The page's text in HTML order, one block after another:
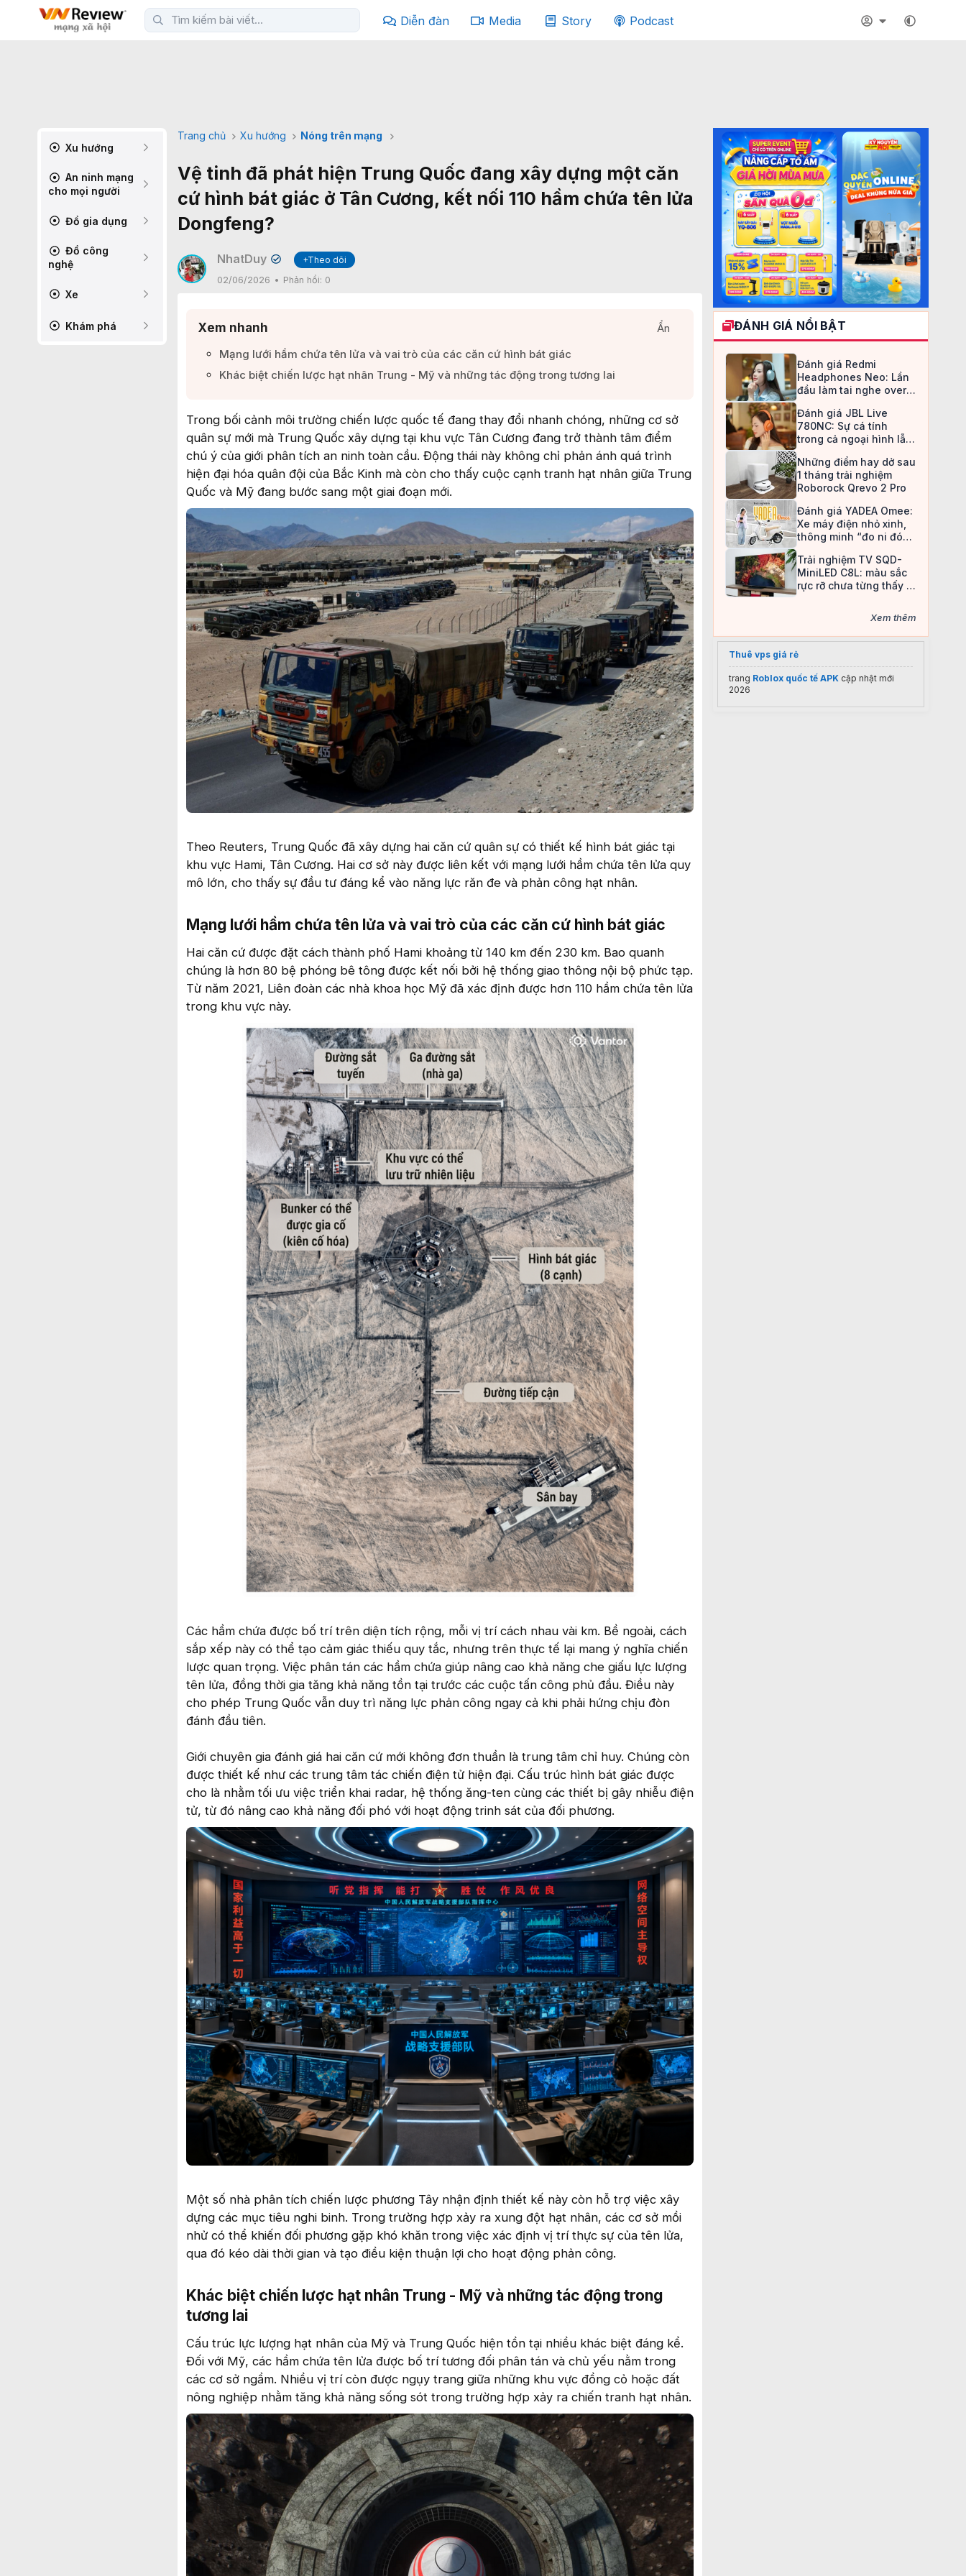
Diễn đàn Media Story Podcast
Xu hướng
An ninh mạng
cho mọi người
Đồ gia dụng
Đồ công
nghệ
Xe
Khám phá
Trang chủ Xu hướng Nóng trên mạng
Vệ tinh đã phát hiện Trung Quốc đang xây dựng một căn
cứ hình bát giác ở Tân Cương, kết nối 110 hầm chứa tên lửa
Dongfeng?
NhatDuy ✔
+Theo dõi
02/06/2026
Phản hồi: 0
Xem nhanh
Ẩn
Mạng lưới hầm chứa tên lửa và vai trò của các căn cứ hình bát giác​
Khác biệt chiến lược hạt nhân Trung - Mỹ và những tác động trong tương lai​
Trong bối cảnh môi trường chiến lược quốc tế đang thay đổi nhanh chóng, những cơ sở
quân sự mới mà Trung Quốc xây dựng tại khu vực Tân Cương đang trở thành tâm điểm
chú ý của giới phân tích an ninh toàn cầu. Động thái này không chỉ phản ánh quá trình
hiện đại hóa quân đội của Bắc Kinh mà còn cho thấy cuộc cạnh tranh hạt nhân giữa Trung
Quốc và Mỹ đang bước sang một giai đoạn mới.
Theo Reuters, Trung Quốc đã xây dựng hai căn cứ quân sự có thiết kế hình bát giác tại
khu vực Hami, Tân Cương. Hai cơ sở này được liên kết với mạng lưới hầm chứa tên lửa quy
mô lớn, cho thấy sự đầu tư đáng kể vào năng lực răn đe và phản công hạt nhân.
Mạng lưới hầm chứa tên lửa và vai trò của các căn cứ hình bát giác
Hai căn cứ được đặt cách thành phố Hami khoảng từ 140 km đến 230 km. Bao quanh
chúng là hơn 80 bệ phóng bê tông được kết nối bởi hệ thống giao thông nội bộ phức tạp.
Từ năm 2021, Liên đoàn các nhà khoa học Mỹ đã xác định được hơn 110 hầm chứa tên lửa
trong khu vực này.
Các hầm chứa được bố trí trên diện tích rộng, mỗi vị trí cách nhau vài km. Bề ngoài, cách
sắp xếp này có thể tạo cảm giác thiếu quy tắc, nhưng trên thực tế lại mang ý nghĩa chiến
lược quan trọng. Việc phân tán các hầm chứa giúp nâng cao khả năng che giấu lực lượng
tên lửa, đồng thời gia tăng khả năng tồn tại trước các cuộc tấn công phủ đầu. Điều này
cho phép Trung Quốc vẫn duy trì năng lực phản công ngay cả khi phải hứng chịu đòn
đánh đầu tiên.
Giới chuyên gia đánh giá hai căn cứ mới không đơn thuần là trung tâm chỉ huy. Chúng còn
được thiết kế như các trung tâm tác chiến điện tử hiện đại. Cấu trúc hình bát giác được
cho là nhằm tối ưu việc triển khai radar, hệ thống ăng-ten cùng các thiết bị gây nhiễu điện
tử, từ đó nâng cao khả năng đối phó với hoạt động trinh sát của đối phương.
Một số nhà phân tích chiến lược phương Tây nhận định thiết kế này còn hỗ trợ việc xây
dựng các mục tiêu nghi binh. Trong trường hợp xảy ra xung đột hạt nhân, các cơ sở mồi
nhử có thể khiến đối phương gặp khó khăn trong việc xác định vị trí thực sự của tên lửa,
qua đó kéo dài thời gian và tạo điều kiện thuận lợi cho hoạt động phản công.
Khác biệt chiến lược hạt nhân Trung - Mỹ và những tác động trong
tương lai
Cấu trúc lực lượng hạt nhân của Mỹ và Trung Quốc hiện tồn tại nhiều khác biệt đáng kể.
Đối với Mỹ, các hầm chứa tên lửa được bố trí tương đối phân tán và chủ yếu nằm trong
các cơ sở ngầm. Nhiều vị trí còn được ngụy trang giữa những khu vực đồng cỏ hoặc đất
nông nghiệp nhằm tăng khả năng sống sót trong trường hợp xảy ra chiến tranh hạt nhân.
ĐÁNH GIÁ NỔI BẬT
Đánh giá Redmi
Headphones Neo: Lần
đầu làm tai nghe over-
an toàn
Đánh giá JBL Live
780NC: Sự cá tính
trong cả ngoại hình lẫn
Những điểm hay dở sau
1 tháng trải nghiệm
Roborock Qrevo 2 Pro
Đánh giá YADEA Omee:
Xe máy điện nhỏ xinh,
thông minh “đo ni đóng
Trải nghiệm TV SQD-
MiniLED C8L: màu sắc
rực rỡ chưa từng thấy ở
Xem thêm
Thuê vps giá rẻ
trang Roblox quốc tế APK cập nhật mới
2026